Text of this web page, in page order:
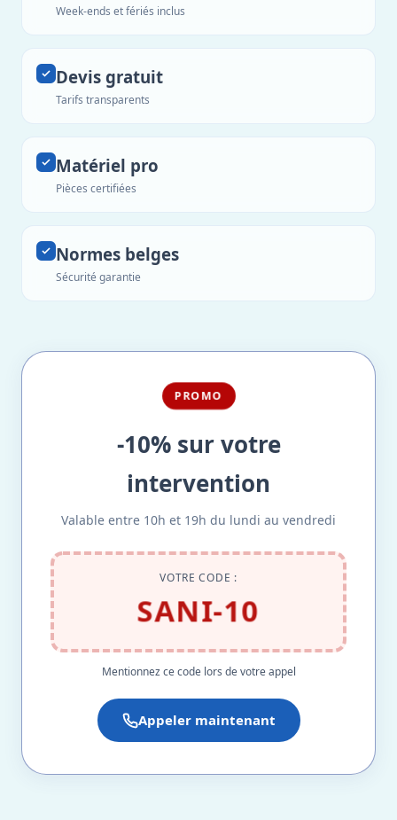
Week-ends et fériés inclus
Devis gratuit
Tarifs transparents
Matériel pro
Pièces certifiées
Normes belges
Sécurité garantie
PROMO
-10% sur votre
intervention
Valable entre 10h et 19h du lundi au vendredi
VOTRE CODE :
SANI-10
Mentionnez ce code lors de votre appel
Appeler maintenant